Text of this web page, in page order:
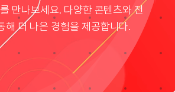
만나보세요. 다양한 콘텐츠와 전
해 더 나은 경험을 제공합니다.